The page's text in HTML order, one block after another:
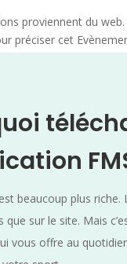
proviennent du
préciser cet
beaucoup plus
que sur le site. Mais
vous offre au